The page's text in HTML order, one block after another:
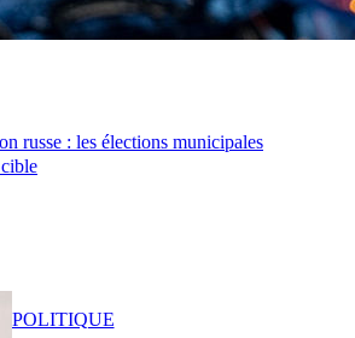
russe : les élections municipales
POLITIQUE